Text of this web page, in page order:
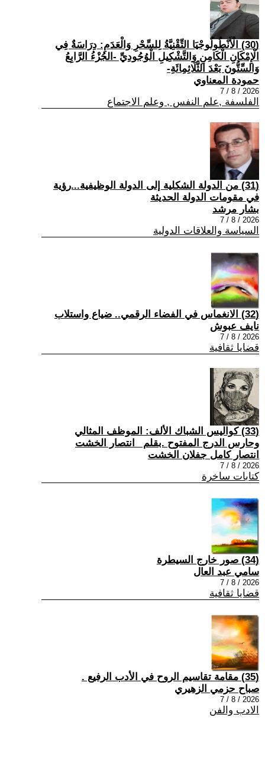
(30) الْأَنْطُولُوجْيَا التِّقْنِيَّةُ لِلسِّحْرِ وَالْعَدَمِ: دِرَاسَةٌ فِي
الْإِمْكَانِ الْكَامِنِ وَالتَّشْكِيلِ الْوُجُودِيِّ -الجُزْءُ الرَّابِعُ
وَالسِّتُّونَ بَعْدَ الثَّلَاثِمِائَةِ-
حمودة المعناوي
2026 / 8 / 7
الفلسفة ,علم النفس , وعلم الاجتماع
(31) من الدولة الشكلية إلى الدولة الوظيفية...رؤية
في مقومات الدولة الحديثة
بشار مرشد
2026 / 8 / 7
السياسة والعلاقات الدولية
(32) الانغماس في الفضاء الرقمي.. ضياع واستلاب
نايف عبوش
2026 / 8 / 7
قضايا ثقافية
(33) كواليس الشباك الألف: الموظف المثالي
وحارس الدرج المفتوح .بقلم _انتصار الخشت
انتصار كامل جفلان الخشت
2026 / 8 / 7
كتابات ساخرة
(34) صور خارج السيطرة
سامي عبد العال
2026 / 8 / 7
قضايا ثقافية
(35) مقامة تقاسيم الروح في الأدب الرفيع .
صباح حزمي الزهيري
2026 / 8 / 7
الادب والفن